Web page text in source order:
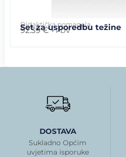
Didaktička pomagala
Set za usporedbu težine
92.39€ + PDV
DOSTAVA
Sukladno Općim
uvjetima isporuke